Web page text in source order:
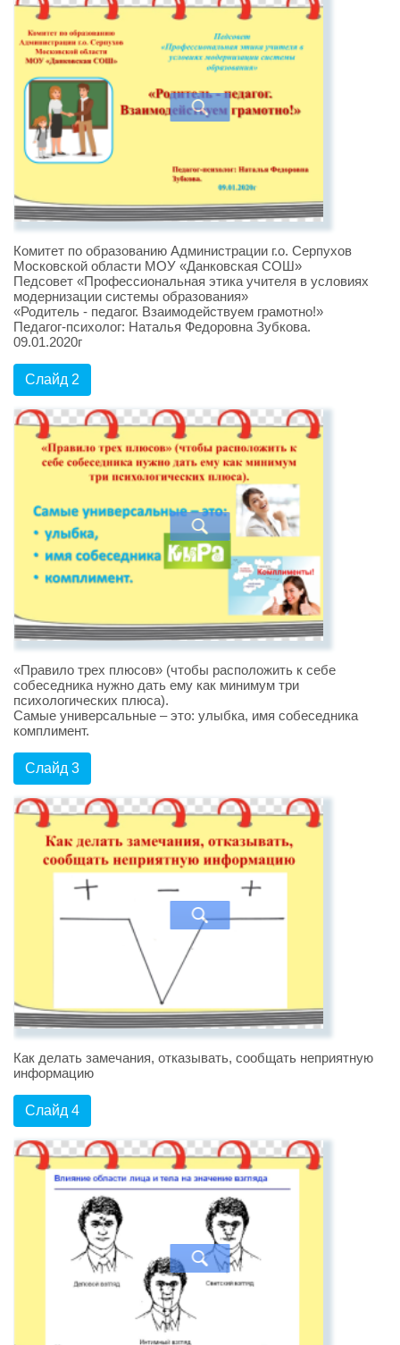
Комитет по образованию Администрации г.о. Серпухов
Московской области МОУ «Данковская СОШ»
Педсовет «Профессиональная этика учителя в условиях
модернизации системы образования»
«Родитель - педагог. Взаимодействуем грамотно!»
Педагог-психолог: Наталья Федоровна Зубкова.
09.01.2020г
Слайд 2
«Правило трех плюсов» (чтобы расположить к себе
собеседника нужно дать ему как минимум три
психологических плюса).
Самые универсальные – это: улыбка, имя собеседника
комплимент.
Слайд 3
Как делать замечания, отказывать, сообщать неприятную
информацию
Слайд 4